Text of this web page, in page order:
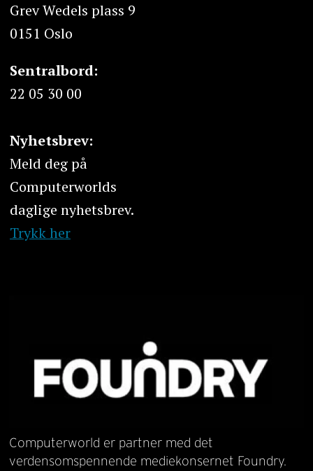
Grev Wedels plass 9
0151 Oslo
Sentralbord:
22 05 30 00
Nyhetsbrev:
Meld deg på
Computerworlds
daglige nyhetsbrev.
Trykk her
Computerworld er partner med det
verdensomspennende mediekonsernet Foundry.